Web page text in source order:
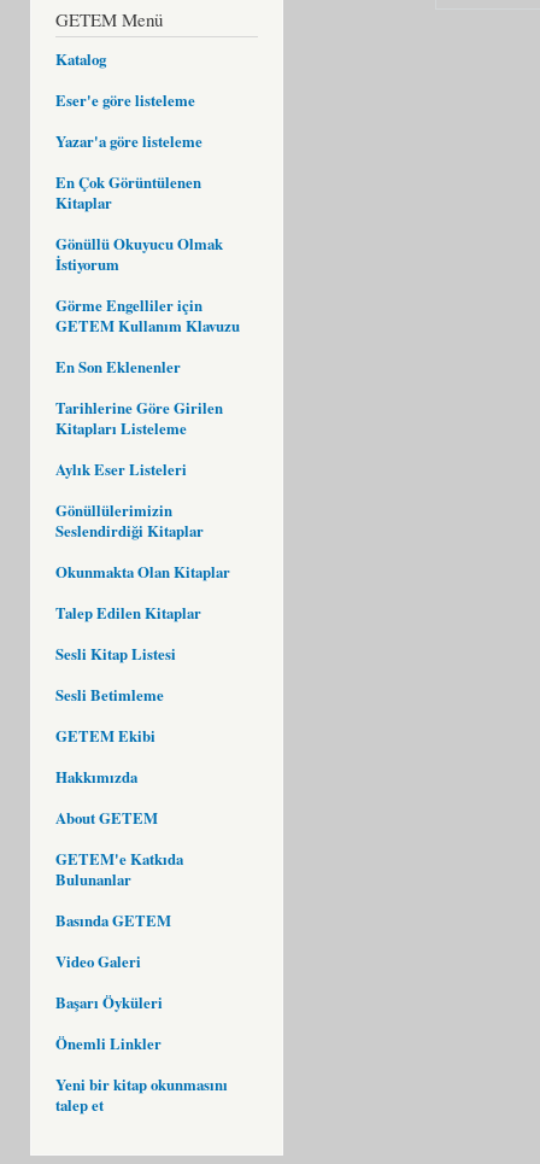
GETEM Menü
Katalog
Eser'e göre listeleme
Yazar'a göre listeleme
En Çok Görüntülenen
Kitaplar
Gönüllü Okuyucu Olmak
İstiyorum
Görme Engelliler için
GETEM Kullanım Klavuzu
En Son Eklenenler
Tarihlerine Göre Girilen
Kitapları Listeleme
Aylık Eser Listeleri
Gönüllülerimizin
Seslendirdiği Kitaplar
Okunmakta Olan Kitaplar
Talep Edilen Kitaplar
Sesli Kitap Listesi
Sesli Betimleme
GETEM Ekibi
Hakkımızda
About GETEM
GETEM'e Katkıda
Bulunanlar
Basında GETEM
Video Galeri
Başarı Öyküleri
Önemli Linkler
Yeni bir kitap okunmasını
talep et